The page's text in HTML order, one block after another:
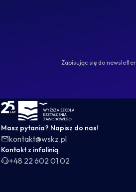
Zapisując się do
WSKZ - strona główna
Masz pytania? Napisz do nas!
kontakt@wskz.pl
Kontakt z infolinią
+48 22 602 01 02